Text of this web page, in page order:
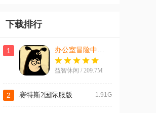
下载排行
1 办公室冒险中文版
益智休闲 / 209.7M
2 赛特斯2国际服版 1.91G